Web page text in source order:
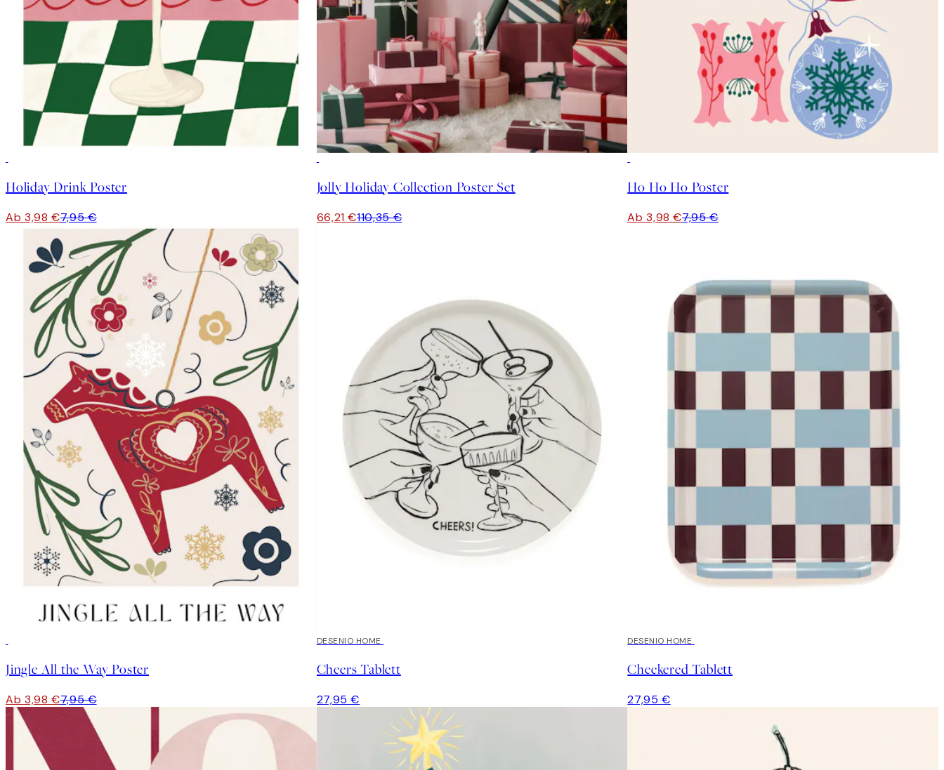
Holiday Drink Poster
Ab 3,98 €7,95 €
Jolly Holiday Collection Poster Set
66,21 €110,35 €
Ho Ho Ho Poster
Ab 3,98 €7,95 €
Jingle All the Way Poster
Ab 3,98 €7,95 €
DESENIO HOME
Cheers Tablett
27,95 €
DESENIO HOME
Checkered Tablett
27,95 €